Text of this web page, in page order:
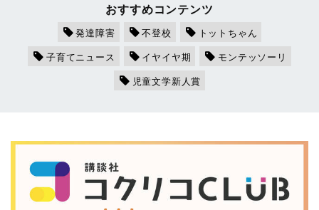
おすすめコンテンツ
発達障害 不登校
トットちゃん
子育てニュース
イヤイヤ期
モンテッソーリ
児童文学新人賞